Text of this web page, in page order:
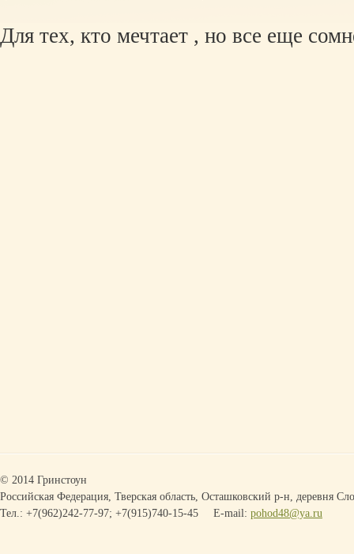
Для тех, кто мечтает , но все еще
© 2014 Гринстоун
Российская Федерация, Тверская область, Осташковский р-н, деревня
Тел.: +7(962)242-77-97; +7(915)740-15-45
E-mail: pohod48@ya.ru